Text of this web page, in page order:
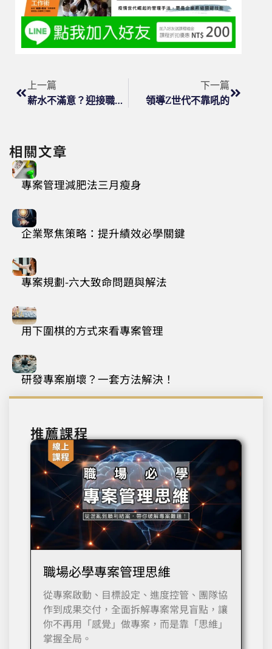
上一篇
薪水不滿意？迎接職場挑戰改變命運！
下一篇
領導Z世代不靠吼的
相關文章
專案管理減肥法三月瘦身
企業聚焦策略：提升績效必學關鍵
專案規劃-六大致命問題與解法
用下圍棋的方式來看專案管理
研發專案崩壞？一套方法解決！
推薦課程
職場必學專案管理思維
從專案啟動、目標設定、進度控管、團隊協
作到成果交付，全面拆解專案常見盲點，讓
你不再用「感覺」做專案，而是靠「思維」
掌握全局。